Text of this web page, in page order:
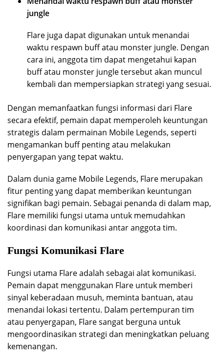
jungle
Flare juga dapat digunakan untuk menandai
waktu respawn buff atau monster jungle. Dengan
cara ini, anggota tim dapat mengetahui kapan
buff atau monster jungle tersebut akan muncul
kembali dan mempersiapkan strategi yang sesuai.
Dengan memanfaatkan fungsi informasi dari Flare
secara efektif, pemain dapat memperoleh keuntungan
strategis dalam permainan Mobile Legends, seperti
mengamankan buff penting atau melakukan
penyergapan yang tepat waktu.
Dalam dunia game Mobile Legends, Flare merupakan
fitur penting yang dapat memberikan keuntungan
signifikan bagi pemain. Sebagai penanda di dalam map,
Flare memiliki fungsi utama untuk memudahkan
koordinasi dan komunikasi antar anggota tim.
Fungsi Komunikasi Flare
Fungsi utama Flare adalah sebagai alat komunikasi.
Pemain dapat menggunakan Flare untuk memberi
sinyal keberadaan musuh, meminta bantuan, atau
menandai lokasi tertentu. Dalam pertempuran tim
atau penyergapan, Flare sangat berguna untuk
mengoordinasikan strategi dan meningkatkan peluang
kemenangan.